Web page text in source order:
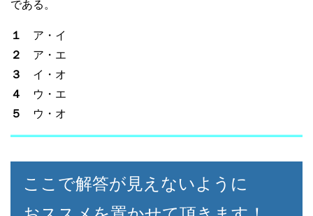
である。
１
ア・イ
２
ア・エ
３
イ・オ
４
ウ・エ
５
ウ・オ
ここで解答が見えないように